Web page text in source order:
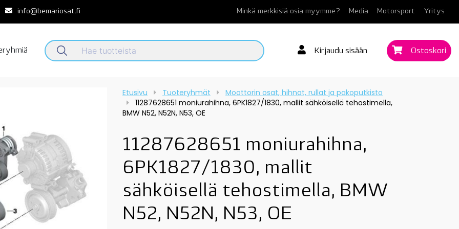
info@bemariosat.fi Minkä merkkisiä osia myymme? Media Motorsport Yritys
Kirjaudu sisään Ostoskori
Etusivu Tuoteryhmät
Moottorin osat, hihnat, rullat ja pakoputkisto
11287628651 moniurahihna, 6PK1827/1830, mallit sähköisellä tehostimella,
BMW N52, N52N, N53, OE
11287628651 moniurahihna,
6PK1827/1830, mallit
sähköisellä tehostimella, BMW
N52, N52N, N53, OE